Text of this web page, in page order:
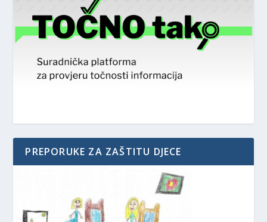
PREPORUKE ZA ZAŠTITU DJECE